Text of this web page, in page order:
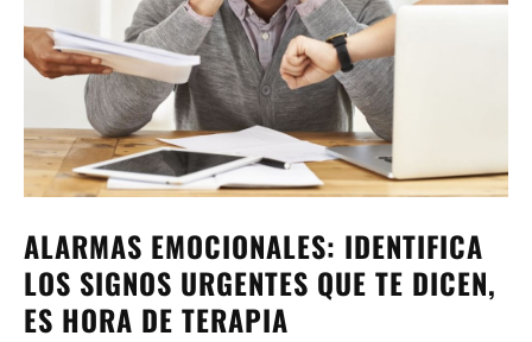
ALARMAS EMOCIONALES: IDENTIFICA
LOS SIGNOS URGENTES QUE TE DICEN,
ES HORA DE TERAPIA